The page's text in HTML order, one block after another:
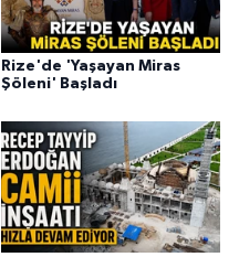
Rize'de 'Yaşayan Miras
Şöleni' Başladı